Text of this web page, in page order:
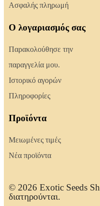
Ασφαλής πληρωμή
Ο λογαριασμός σας
Παρακολούθησε την
παραγγελία μου.
Ιστορικό αγορών
Πληροφορίες
Προϊόντα
Μειωμένες τιμές
Νέα προϊόντα
© 2026 Exotic Seeds
διατηρούνται.